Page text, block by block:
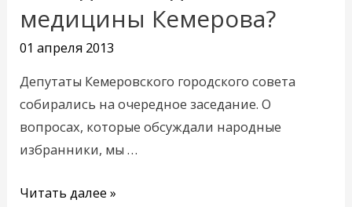
медицины Кемерова?
01 апреля 2013
Депутаты Кемеровского городского совета
собирались на очередное заседание. О
вопросах, которые обсуждали народные
избранники, мы …
для
медицины
Кемерова?
Читать далее »